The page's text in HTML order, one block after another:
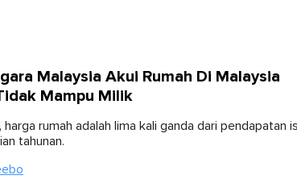
Malaysia Akui Rumah Di Malaysia
Mampu Milik
harga rumah adalah lima kali ganda dari pendapatan
tahunan.